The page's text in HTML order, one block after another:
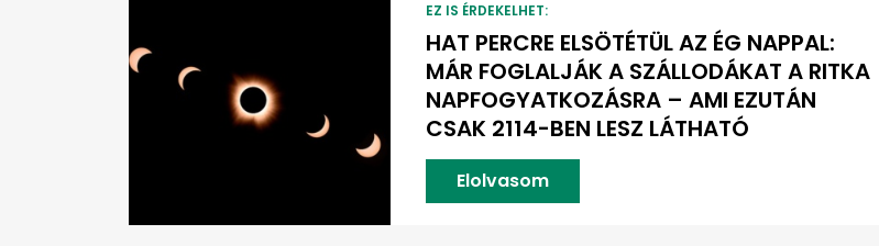
EZ IS ÉRDEKELHET:
HAT PERCRE ELSÖTÉTÜL AZ ÉG NAPPAL:
MÁR FOGLALJÁK A SZÁLLODÁKAT A RITKA
NAPFOGYATKOZÁSRA – AMI EZUTÁN
CSAK 2114-BEN LESZ LÁTHATÓ
Elolvasom